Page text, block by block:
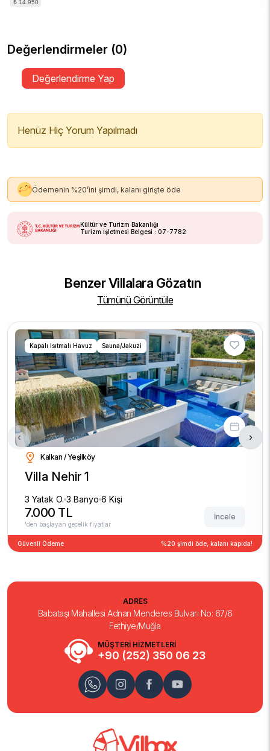
Değerlendirmeler (0)
Değerlendirme Yap
Henüz Hiç Yorum Yapılmadı
Ödemenin %20’ini şimdi, kalanı girişte öde
Kültür ve Turizm Bakanlığı
Turizm İşletmesi Belgesi : 07-7782
Benzer Villalara Gözatın
Tümünü Görüntüle
Kapalı Isıtmalı Havuz Sauna/Jakuzi
Kalkan / Yeşilköy
Villa Nehir 1
3 Yatak O. 3 Banyo 6 Kişi
7.000 TL
'den başlayan gecelik fiyatlar
İncele
Güvenli Ödeme %20 şimdi öde, kalanı kapıda!
‹ ›
MÜŞTERİ HİZMETLERİ
+90 (252) 350 06 23
ADRES
Babataşı Mahallesi Adnan Menderes Bulvarı No: 67/6
Fethiye/Muğla